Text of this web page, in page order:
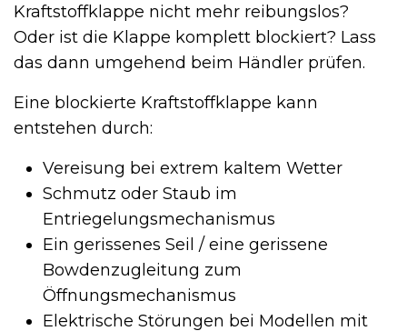
Kraftstoffklappe nicht mehr reibungslos?
Oder ist die Klappe komplett blockiert? Lass
das dann umgehend beim Händler prüfen.
Eine blockierte Kraftstoffklappe kann
entstehen durch:
Vereisung bei extrem kaltem Wetter
Schmutz oder Staub im
Entriegelungsmechanismus
Ein gerissenes Seil / eine gerissene
Bowdenzugleitung zum
Öffnungsmechanismus
Elektrische Störungen bei Modellen mit